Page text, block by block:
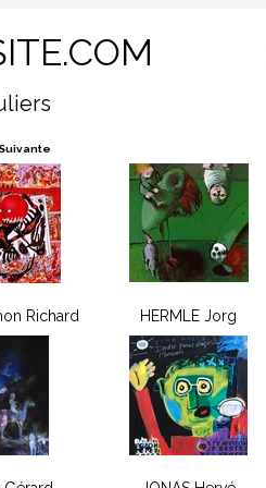
Suivante
Richard HERMLE Jorg